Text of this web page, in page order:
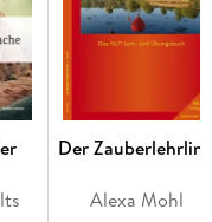
Was unterscheidet
Der
Alexa Mohl